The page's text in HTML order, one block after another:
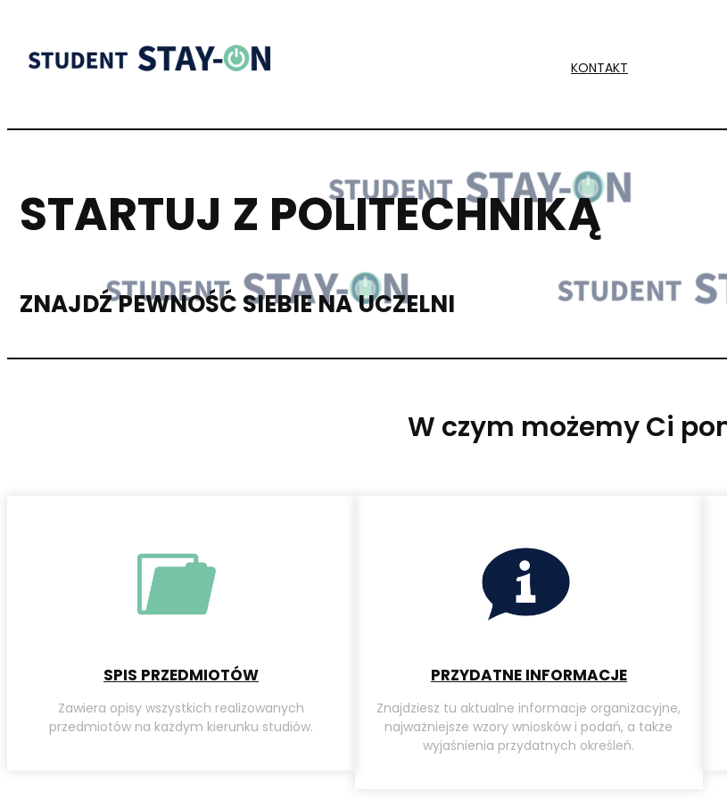
KONTAKT
STARTUJ Z POLITECHNIKĄ
ZNAJDŹ PEWNOŚĆ SIEBIE NA UCZELNI
W czym możemy Ci
SPIS PRZEDMIOTÓW
Zawiera opisy wszystkich realizowanych
przedmiotów na każdym kierunku studiów.
PRZYDATNE INFORMACJE
Znajdziesz tu aktualne informacje organizacyjne,
najważniejsze wzory wniosków i podań, a także
wyjaśnienia przydatnych określeń.